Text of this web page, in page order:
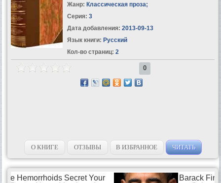
Жанр: Классическая проза;
Серия: 3
Дата добавления: 2013-09-13
Язык книги: Русский
Кол-во страниц: 2
0
О КНИГЕ ОТЗЫВЫ В ИЗБРАННОЕ ЧИТАТЬ